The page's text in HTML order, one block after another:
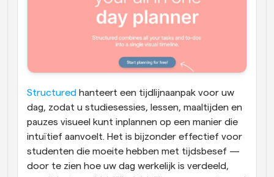
Structured hanteert een tijdlijnaanpak voor uw
dag, zodat u studiesessies, lessen, maaltijden en
pauzes visueel kunt inplannen op een manier die
intuïtief aanvoelt. Het is bijzonder effectief voor
studenten die moeite hebben met tijdsbesef —
door te zien hoe uw dag werkelijk is verdeeld,